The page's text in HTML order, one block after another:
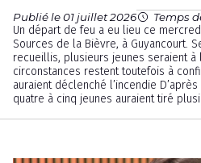
Publié le 01 juillet 2026 Temps
Un départ de feu a eu lieu ce
Sources de la Bièvre, à Guyancourt.
recueillis, plusieurs jeunes seraient à
circonstances restent toutefois à
auraient déclenché l’incendie
quatre à cinq jeunes auraient tiré